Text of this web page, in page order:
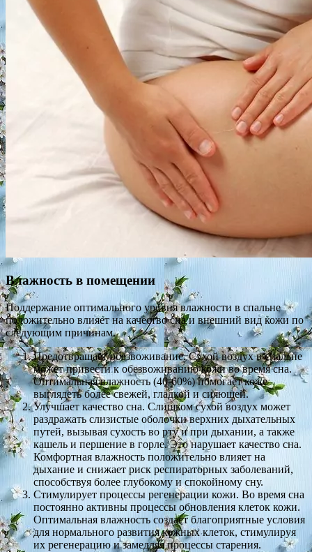
Влажность в помещении
Поддержание оптимального уровня влажности в спальне
положительно влияет на качество сна и внешний вид кожи по
следующим причинам.
Предотвращает обезвоживание. Сухой воздух в спальне
может привести к обезвоживанию кожи во время сна.
Оптимальная влажность (40-60%) помогает коже
выглядеть более свежей, гладкой и сияющей.
Улучшает качество сна. Слишком сухой воздух может
раздражать слизистые оболочки верхних дыхательных
путей, вызывая сухость во рту и при дыхании, а также
кашель и першение в горле. Это нарушает качество сна.
Комфортная влажность положительно влияет на
дыхание и снижает риск респираторных заболеваний,
способствуя более глубокому и спокойному сну.
Стимулирует процессы регенерации кожи. Во время сна
постоянно активны процессы обновления клеток кожи.
Оптимальная влажность создает благоприятные условия
для нормального развития кожных клеток, стимулируя
их регенерацию и замедляя процессы старения.